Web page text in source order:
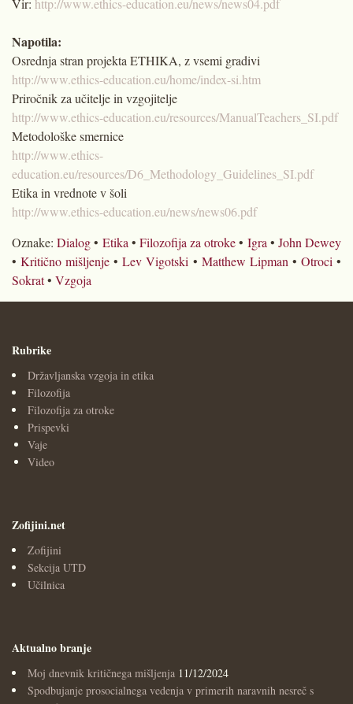
Vir: http://www.ethics-education.eu/news/news04.pdf
Napotila:
Osrednja stran projekta ETHIKA, z vsemi gradivi
http://www.ethics-education.eu/home/index-si.htm
Priročnik za učitelje in vzgojitelje
http://www.ethics-education.eu/resources/ManualTeachers_SI.pdf
Metodološke smernice
http://www.ethics-
education.eu/resources/D6_Methodology_Guidelines_SI.pdf
Etika in vrednote v šoli
http://www.ethics-education.eu/news/news06.pdf
Oznake:Dialog• Etika • Filozofija za otroke• Igra • John Dewey
•Kritično mišljenje •Lev Vigotski • Matthew Lipman • Otroci •
Sokrat• Vzgoja
Rubrike
Državljanska vzgoja in etika
Filozofija
Filozofija za otroke
Prispevki
Vaje
Video
Zofijini.net
Zofijini
Sekcija UTD
Učilnica
Aktualno branje
Moj dnevnik kritičnega mišljenja 11/12/2024
Spodbujanje prosocialnega vedenja v primerih naravnih nesreč s